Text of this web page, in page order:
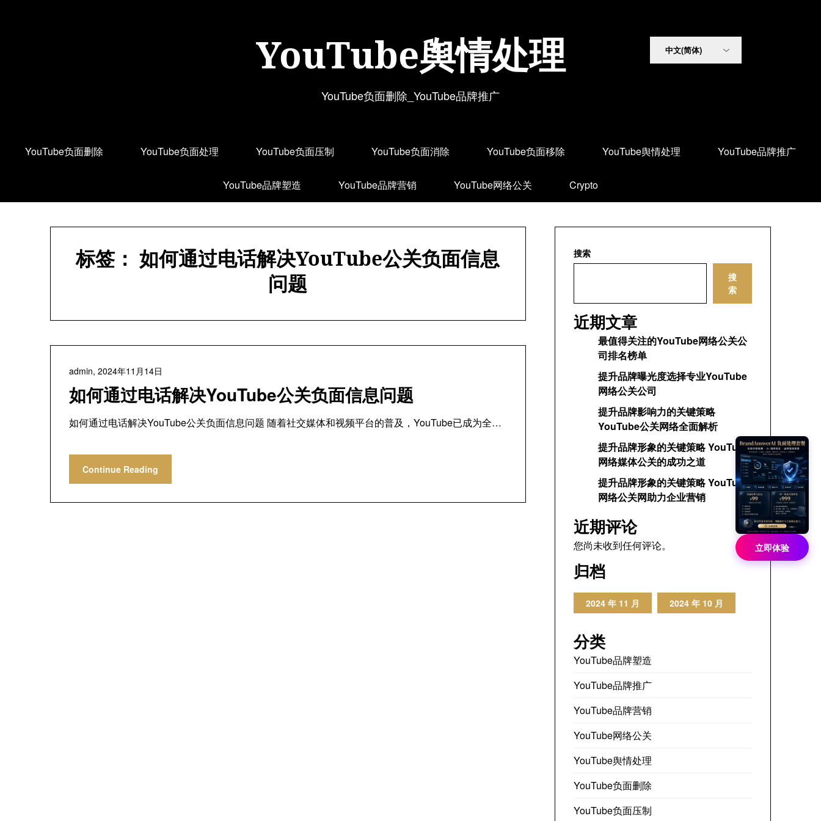
YouTube舆情处理
YouTube负面删除_YouTube品牌推广
YouTube负面删除 YouTube负面处理 YouTube负面压制 YouTube负面消除 YouTube负面移除 YouTube舆情处理 YouTube品牌推广
YouTube品牌塑造 YouTube品牌营销 YouTube网络公关 Crypto
标签：如何通过电话解决YouTube公关负面信息
问题
如何通过电话解决YouTube公关负面信息问题
admin, 2024年11月14日
如何通过电话解决YouTube公关负面信息问题 随着社交媒体和视频平台的普及，YouTube已成为全…
Continue Reading
搜索
搜
索
近期文章
最值得关注的YouTube网络公关公
司排名榜单
提升品牌曝光度选择专业YouTube
网络公关公司
提升品牌影响力的关键策略
YouTube公关网络全面解析
提升品牌形象的关键策略 YouTube
网络媒体公关的成功之道
提升品牌形象的关键策略 YouTube
网络公关网助力企业营销
近期评论
您尚未收到任何评论。
归档
2024 年 11 月 2024 年 10 月
分类
YouTube品牌塑造
YouTube品牌推广
YouTube品牌营销
YouTube网络公关
YouTube舆情处理
YouTube负面删除
YouTube负面压制
立即体验